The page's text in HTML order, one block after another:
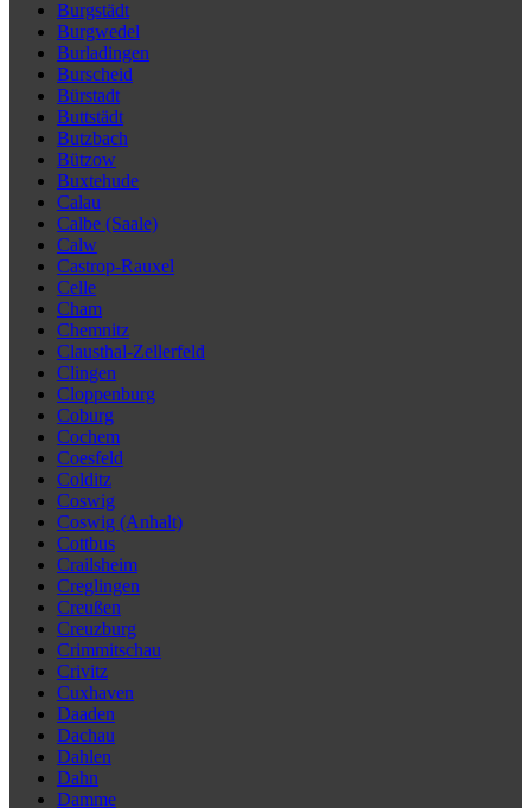
Burgstädt
Burgwedel
Burladingen
Burscheid
Bürstadt
Buttstädt
Butzbach
Bützow
Buxtehude
Calau
Calbe (Saale)
Calw
Castrop-Rauxel
Celle
Cham
Chemnitz
Clausthal-Zellerfeld
Clingen
Cloppenburg
Coburg
Cochem
Coesfeld
Colditz
Coswig
Coswig (Anhalt)
Cottbus
Crailsheim
Creglingen
Creußen
Creuzburg
Crimmitschau
Crivitz
Cuxhaven
Daaden
Dachau
Dahlen
Dahn
Damme